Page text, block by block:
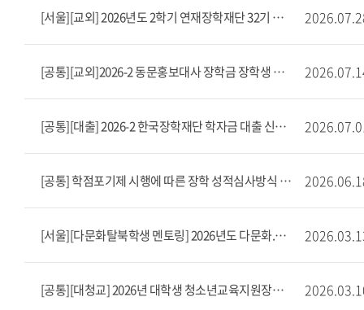
[서울][교외] 2026년도 2학기 연재장학재단 32기 장학생 선발안내(~8/10)
[공통][교외]2026-2 동문홍보대사 장학금 장학생 모집(~8/12)
[공통][대출] 2026-2 한국장학재단 학자금 대출 신청 안내
[공통] 학점포기제 시행에 따른 장학 성적심사방식 안내
[서울][다문화탈북학생 멘토링] 2026년도 다문화.탈북(이주.북한배경)학생 멘토링 사업 장학생 모집 안내(상시 모집)
[공통][대청교] 2026년 대학생 청소년교육지원장학금 멘토 모집안내